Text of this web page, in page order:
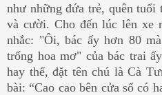
như những đứa trẻ, quên tuổi
và cười. Cho đến lúc lên xe
nhắc: "Ôi, bác ấy hơn 80
trống hoa mơ" của bác trai
hay thế, đặt tên chú là Cà
bài: “Cao cao bên cửa sổ có